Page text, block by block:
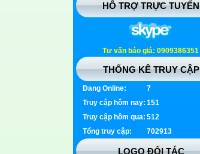
HỖ TRỢ TRỰC TUYẾN
Tư vấn báo giá: 0909386351
THỐNG KÊ TRUY CẬP
Đang Online:
7
Truy cập hôm nay: 151
Truy cập hôm qua: 512
Tổng truy cập:
702913
LOGO ĐỐI TÁC